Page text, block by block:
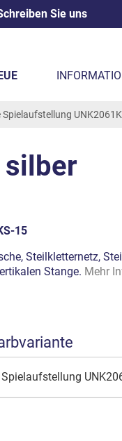
Sie uns
Spielaufstellung
silber
15
Steilkletternetz,
Stange. Mehr